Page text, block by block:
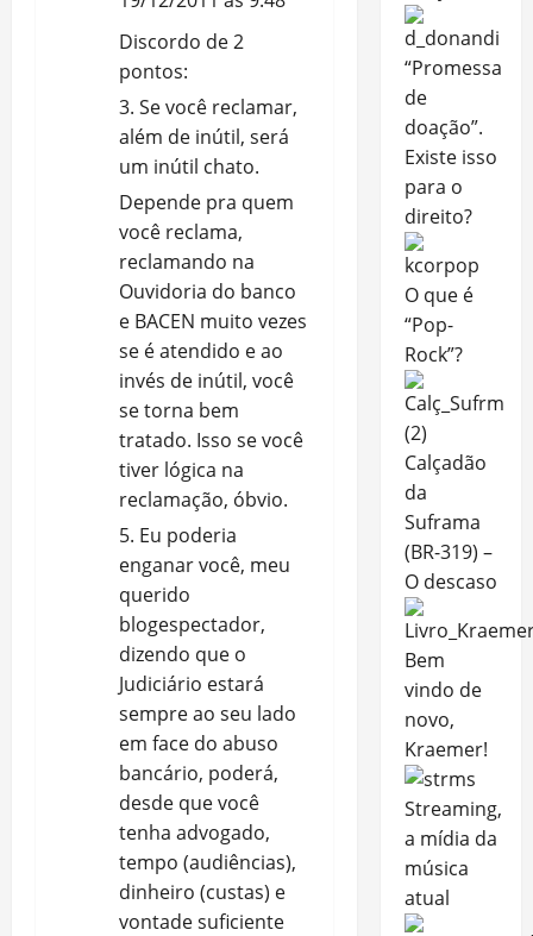
Discordo de 2
pontos:
3. Se você reclamar,
além de inútil, será
um inútil chato.
Depende pra quem
você reclama,
reclamando na
Ouvidoria do banco
e BACEN muito vezes
se é atendido e ao
invés de inútil, você
se torna bem
tratado. Isso se você
tiver lógica na
reclamação, óbvio.
5. Eu poderia
enganar você, meu
querido
blogespectador,
dizendo que o
Judiciário estará
sempre ao seu lado
em face do abuso
bancário, poderá,
desde que você
tenha advogado,
tempo (audiências),
dinheiro (custas) e
vontade suficiente
“Promessa
de
doação”.
Existe isso
para o
direito?
O que é
“Pop-
Rock”?
Calçadão
da
Suframa
(BR-319) –
O descaso
Bem
vindo de
novo,
Kraemer!
Streaming,
a mídia da
música
atual